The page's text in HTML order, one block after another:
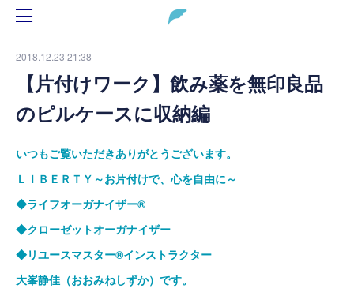
2018.12.23 21:38
【片付けワーク】飲み薬を無印良品
のピルケースに収納編
いつもご覧いただきありがとうございます。
ＬＩＢＥＲＴＹ～お片付けで、心を自由に～
◆ライフオーガナイザー®
◆クローゼットオーガナイザー
◆リユースマスター®インストラクター
大峯静佳（おおみねしずか）です。